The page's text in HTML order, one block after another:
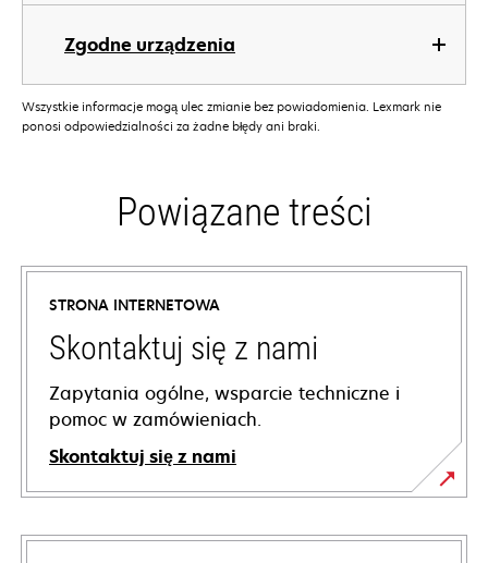
Zgodne urządzenia
Wszystkie informacje mogą ulec zmianie bez powiadomienia. Lexmark nie
ponosi odpowiedzialności za żadne błędy ani braki.
Powiązane treści
STRONA INTERNETOWA
Skontaktuj się z nami
Zapytania ogólne, wsparcie techniczne i
pomoc w zamówieniach.
Skontaktuj się z nami